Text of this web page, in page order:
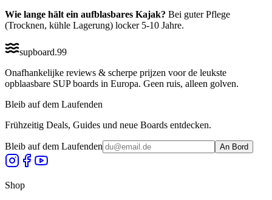
Wie lange hält ein aufblasbares Kajak? Bei guter Pflege
(Trocknen, kühle Lagerung) locker 5-10 Jahre.
supboard.99
Onafhankelijke reviews & scherpe prijzen voor de leukste
opblaasbare SUP boards in Europa. Geen ruis, alleen golven.
Bleib auf dem Laufenden
Frühzeitig Deals, Guides und neue Boards entdecken.
Bleib auf dem Laufenden An Bord
Shop